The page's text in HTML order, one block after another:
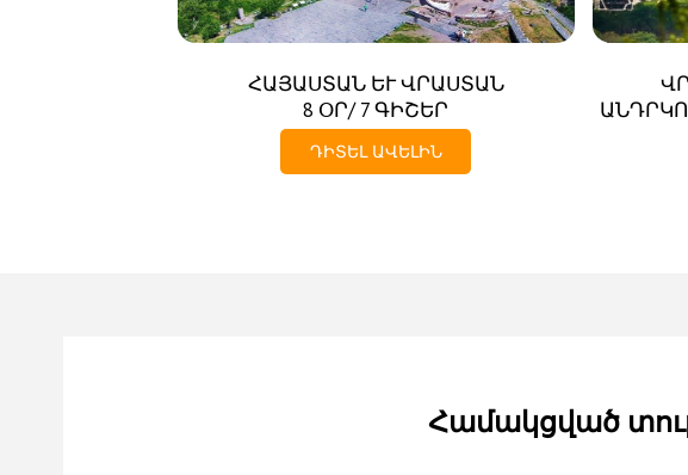
ՀԱՅԱՍՏԱՆ ԵՒ ՎՐԱՍՏԱՆ
8 ՕՐ/ 7 ԳԻՇԵՐ
ԴԻՏԵԼ ԱՎԵԼԻՆ
Համակցված